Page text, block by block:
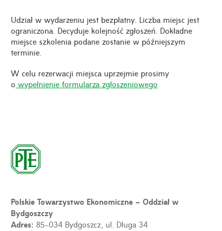
Udział w wydarzeniu jest bezpłatny. Liczba miejsc jest
ograniczona. Decyduje kolejność zgłoszeń. Dokładne
miejsce szkolenia podane zostanie w późniejszym
terminie.
W celu rezerwacji miejsca uprzejmie prosimy
o wypełnienie formularza zgłoszeniowego
Polskie Towarzystwo Ekonomiczne – Oddział w
Bydgoszczy
Adres:85-034 Bydgoszcz, ul. Długa 34